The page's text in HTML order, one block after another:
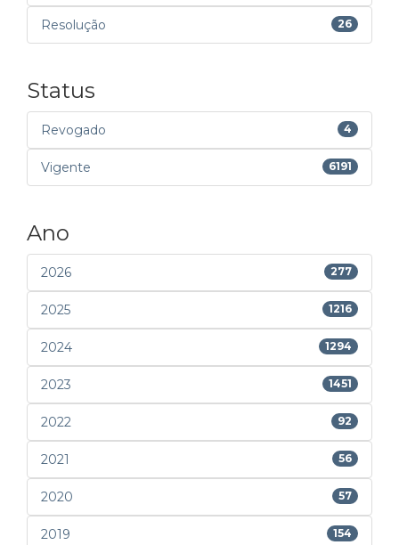
Resolução 26
Status
Revogado 4
Vigente 6191
Ano
2026 277
2025 1216
2024 1294
2023 1451
2022 92
2021 56
2020 57
2019 154